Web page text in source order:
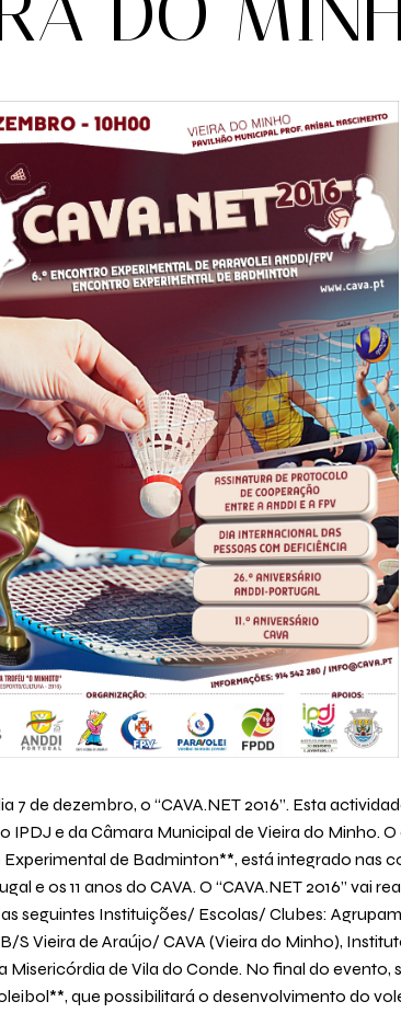
7 de dezembro, o “CAVA.NET 2016”. Esta
IPDJ e da Câmara Municipal de Vieira do Minho.
de Badminton**, está integrado nas
e os 11 anos do CAVA. O “CAVA.NET 2016” vai
seguintes Instituições/ Escolas/ Clubes:
S Vieira de Araújo/ CAVA (Vieira do Minho),
Misericórdia de Vila do Conde. No final do
que possibilitará o desenvolvimento do